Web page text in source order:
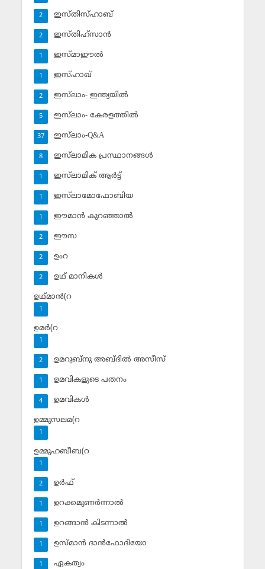
ഇസ്തിസ്ഹാബ്
2
ഇസ്തിഹ്‌സാന്‍
2
ഇസ്മാഈല്‍
1
ഇസ്ഹാഖ്‌
1
ഇസ്‌ലാം- ഇന്ത്യയില്‍
2
ഇസ്‌ലാം- കേരളത്തില്‍
5
ഇസ്‌ലാം-Q&A
37
ഇസ്‌ലാമിക പ്രസ്ഥാനങ്ങള്‍
8
ഇസ്‌ലാമിക് ആര്‍ട്ട്
1
ഇസ്‌ലാമോഫോബിയ
1
ഈമാന്‍ കുറഞ്ഞാല്‍
1
ഈസ
2
ഉംറ
2
ഉഥ് മാനികള്‍
2
ഉഥ്മാന്‍(റ
1
ഉമര്‍(റ
1
ഉമറുബ്‌നു അബ്ദില്‍ അസീസ്‌
2
ഉമവികളുടെ പതനം
1
ഉമവികള്‍
4
ഉമ്മുസലമ(റ
1
ഉമ്മുഹബീബ(റ
1
ഉര്‍ഫ്
2
ഉറക്കമുണര്‍ന്നാല്‍
1
ഉറങ്ങാന്‍ കിടന്നാല്‍
1
ഉസ്മാന്‍ ദാന്‍ഫോദിയോ
1
ഏകത്വം
1